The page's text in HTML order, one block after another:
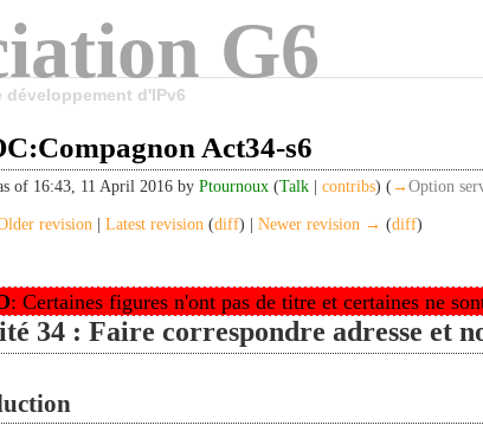
G6
d'IPv6
Act34-s6
of 16:43, 11 April 2016 by Ptournoux (Talk contribs) (→ Option
revision Latest revision (diff) | Newer revision → (diff)
: Certaines figures n'ont pas de titre et certaines ne
34 : Faire correspondre adresse et